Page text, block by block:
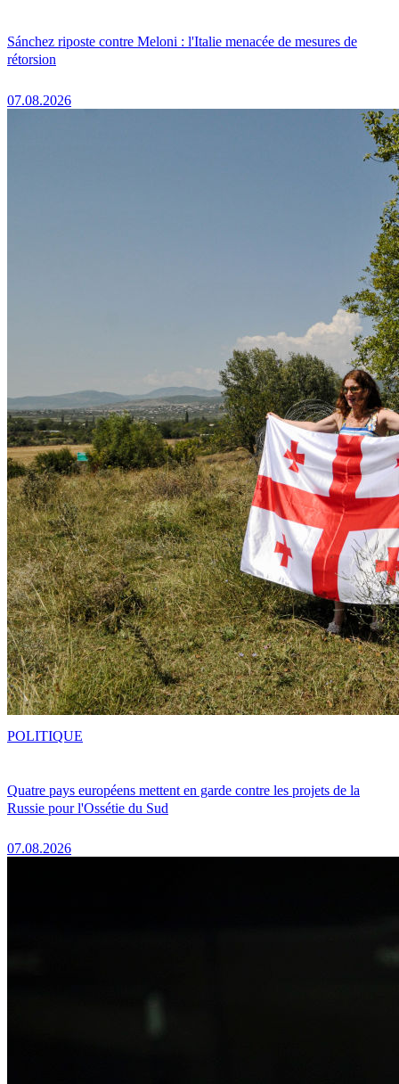
Sánchez riposte contre Meloni : l'Italie menacée de mesures de
rétorsion
07.08.2026
Quatre pays européens mettent en garde contre les projets de la
Russie pour l'Ossétie du Sud
07.08.2026
POLITIQUE